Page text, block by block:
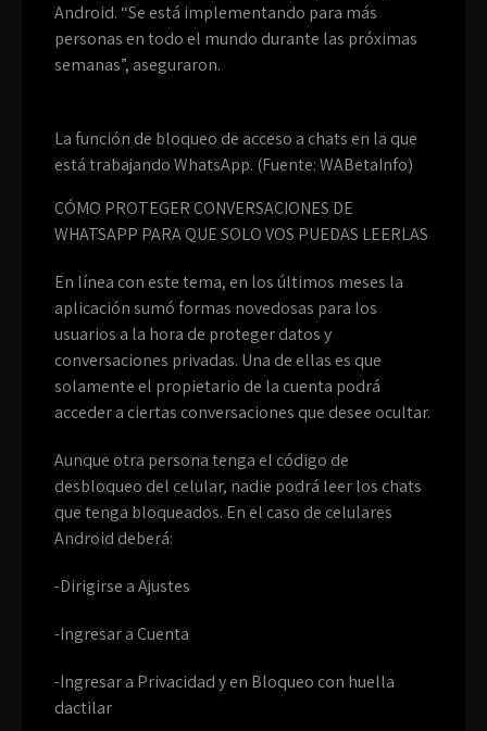
Android. “Se está implementando para más
personas en todo el mundo durante las próximas
semanas”, aseguraron.
La función de bloqueo de acceso a chats en la que
está trabajando WhatsApp. (Fuente: WABetaInfo)
CÓMO PROTEGER CONVERSACIONES DE
WHATSAPP PARA QUE SOLO VOS PUEDAS LEERLAS
En línea con este tema, en los últimos meses la
aplicación sumó formas novedosas para los
usuarios a la hora de proteger datos y
conversaciones privadas. Una de ellas es que
solamente el propietario de la cuenta podrá
acceder a ciertas conversaciones que desee ocultar.
Aunque otra persona tenga el código de
desbloqueo del celular, nadie podrá leer los chats
que tenga bloqueados. En el caso de celulares
Android deberá:
-Dirigirse a Ajustes
-Ingresar a Cuenta
-Ingresar a Privacidad y en Bloqueo con huella
dactilar